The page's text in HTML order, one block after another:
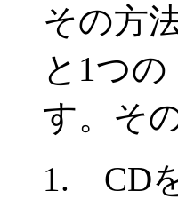
その方
と1つ
す。そ
1. CD